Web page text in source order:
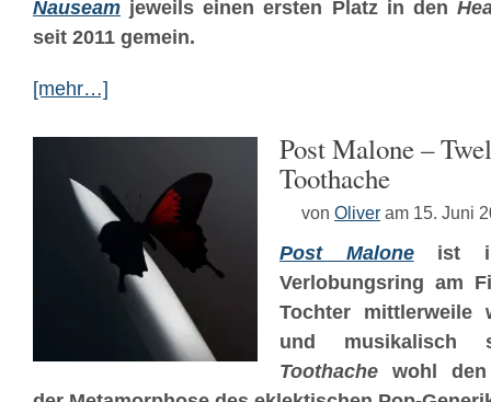
Nauseam jeweils einen ersten Platz in den
seit 2011 gemein.
[mehr…]
Post Malone –
Toothache
von Oliver am 15. Juni
Post Maloneist im
Verlobungsring am
Tochter mittlerweile
und
Toothache wohl den